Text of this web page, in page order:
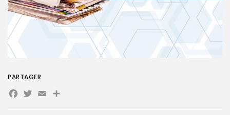
Search
PARTAGER
Facebook
Twitter
EmailPartager